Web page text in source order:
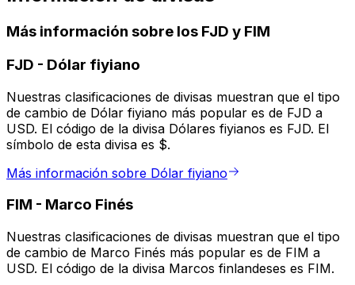
Más información sobre los FJD y FIM
FJD - Dólar fiyiano
Nuestras clasificaciones de divisas muestran que el tipo
de cambio de Dólar fiyiano más popular es de FJD a
USD. El código de la divisa Dólares fiyianos es FJD. El
símbolo de esta divisa es $.
Más información sobre Dólar fiyiano
FIM - Marco Finés
Nuestras clasificaciones de divisas muestran que el tipo
de cambio de Marco Finés más popular es de FIM a
USD. El código de la divisa Marcos finlandeses es FIM.